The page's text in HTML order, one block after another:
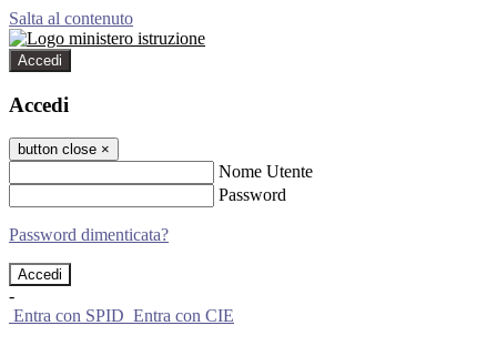
Salta al contenuto
Accedi
Accedi
button close ×
Nome Utente
Password
Password dimenticata?
-
Entra con SPID Entra con CIE